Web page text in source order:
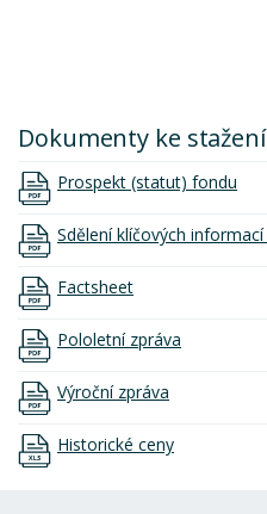
Dokumenty ke stažení
Prospekt (statut) fondu
Sdělení klíčových
Factsheet
Pololetní zpráva
Výroční zpráva
Historické ceny